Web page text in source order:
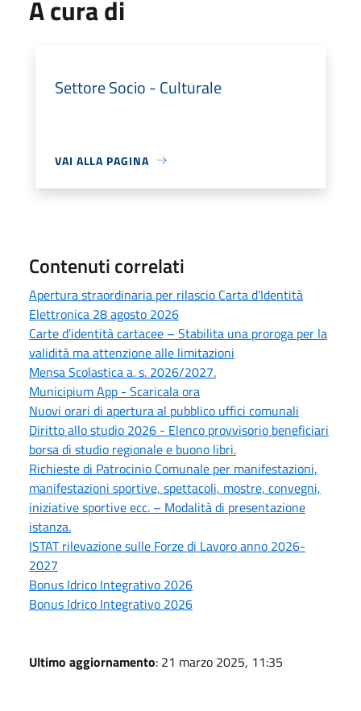
A cura di
Settore Socio - Culturale
VAI ALLA PAGINA
Contenuti correlati
Apertura straordinaria per rilascio Carta d'Identità
Elettronica 28 agosto 2026
Carte d’identità cartacee – Stabilita una proroga per la
validità ma attenzione alle limitazioni
Mensa Scolastica a. s. 2026/2027.
Municipium App - Scaricala ora
Nuovi orari di apertura al pubblico uffici comunali
Diritto allo studio 2026 - Elenco provvisorio beneficiari
borsa di studio regionale e buono libri.
Richieste di Patrocinio Comunale per manifestazioni,
manifestazioni sportive, spettacoli, mostre, convegni,
iniziative sportive ecc. – Modalità di presentazione
istanza.
ISTAT rilevazione sulle Forze di Lavoro anno 2026-
2027
Bonus Idrico Integrativo 2026
Bonus Idrico Integrativo 2026
Ultimo aggiornamento: 21 marzo 2025, 11:35